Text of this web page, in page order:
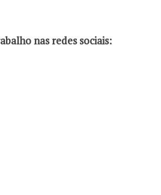
nas redes sociais: